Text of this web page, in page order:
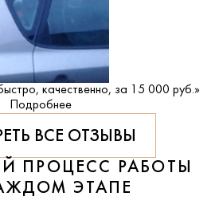
качественно, за 15 000 руб.»
Подробнее
ВСЕ ОТЗЫВЫ
ПРОЦЕСС РАБОТЫ
ЭТАПЕ